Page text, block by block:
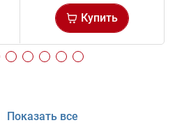
Купить
Показать все